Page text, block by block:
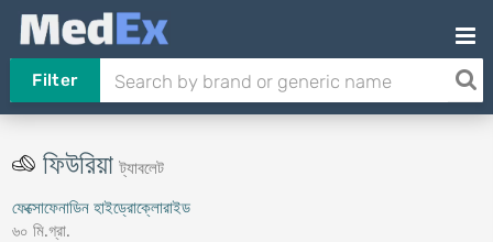
Filter
ফিউরিয়াট্যাবলেট
ফেক্সোফেনাডিন হাইড্রোক্লোরাইড
৬০ মি.গ্রা.